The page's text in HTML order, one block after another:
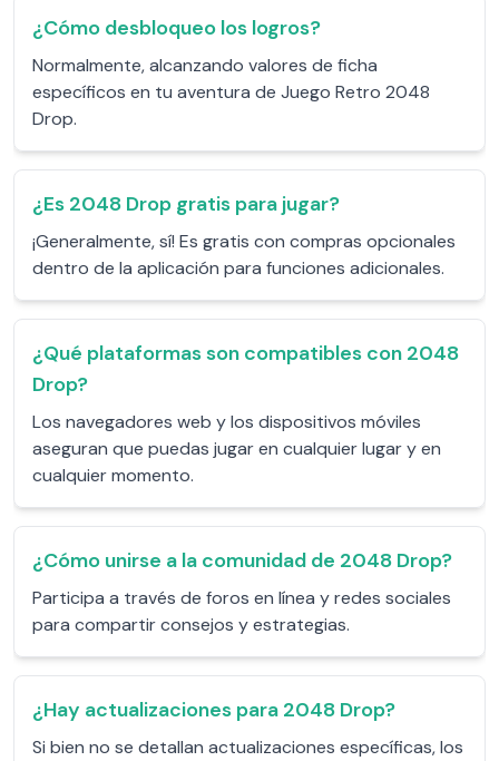
¿Cómo desbloqueo los logros?
Normalmente, alcanzando valores de ficha
específicos en tu aventura de Juego Retro 2048
Drop.
¿Es 2048 Drop gratis para jugar?
¡Generalmente, sí! Es gratis con compras opcionales
dentro de la aplicación para funciones adicionales.
¿Qué plataformas son compatibles con 2048
Drop?
Los navegadores web y los dispositivos móviles
aseguran que puedas jugar en cualquier lugar y en
cualquier momento.
¿Cómo unirse a la comunidad de 2048 Drop?
Participa a través de foros en línea y redes sociales
para compartir consejos y estrategias.
¿Hay actualizaciones para 2048 Drop?
Si bien no se detallan actualizaciones específicas, los